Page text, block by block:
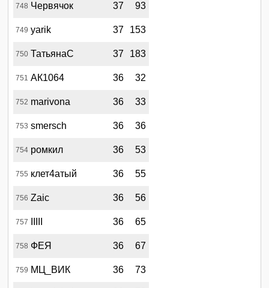
748 Червячок 37 93
749 yarik 37 153
750 ТатьянаС 37 183
751 АК1064 36 32
752 marivona 36 33
753 smersch 36 36
754 ромкил 36 53
755 клет4атый 36 55
756 Zaic 36 56
757 36 65
758 ФЕЯ 36 67
759 МЦ_ВИК 36 73